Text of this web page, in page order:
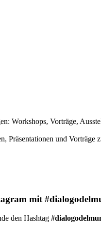
Workshops, Vorträge,
Präsentationen und
mit
den Hashtag